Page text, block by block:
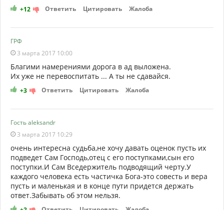
+12 Ответить Цитировать Жалоба
ГРФ
3 марта 2017 10:00
Благими намерениями дорога в ад выложена.
Их уже не перевоспитать ... А ты не сдавайся.
+3 Ответить Цитировать Жалоба
Гость aleksandr
3 марта 2017 10:29
очень интересна судьба,не хочу давать оценок пусть их
подведет Сам Господь,отец с его поступками,сын его
поступки.И Сам Вседержитель подводящий черту.У
каждого человека есть частичка Бога-это совесть и вера
пусть и маленькая и в конце пути придется держать
ответ.Забывать об этом нельзя.